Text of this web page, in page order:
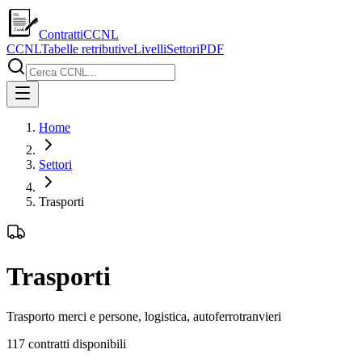
ContrattiCCNL
CCNLTabelle retributiveLivelliSettoriPDF
Home
Settori
Trasporti
Trasporti
Trasporto merci e persone, logistica, autoferrotranvieri
117 contratti disponibili